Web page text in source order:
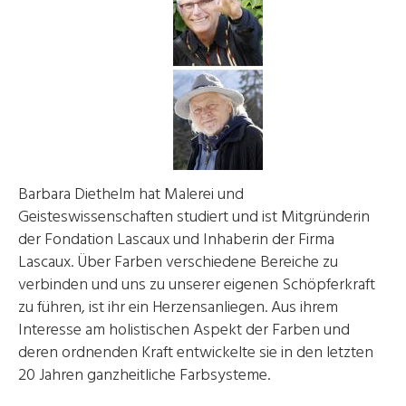
Barbara Diethelm hat Malerei und
Geisteswissenschaften studiert und ist Mitgründerin
der Fondation Lascaux und Inhaberin der Firma
Lascaux. Über Farben verschiedene Bereiche zu
verbinden und uns zu unserer eigenen Schöpferkraft
zu führen, ist ihr ein Herzensanliegen. Aus ihrem
Interesse am holistischen Aspekt der Farben und
deren ordnenden Kraft entwickelte sie in den letzten
20 Jahren ganzheitliche Farbsysteme.